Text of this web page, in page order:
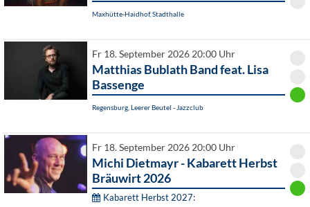
Maxhütte-Haidhof, Stadthalle
Fr 18. September 2026 20:00 Uhr
Matthias Bublath Band feat. Lisa
Bassenge
Regensburg, Leerer Beutel - Jazzclub
Fr 18. September 2026 20:00 Uhr
Michi Dietmayr - Kabarett Herbst
Bräuwirt 2026
Kabarett Herbst 2027: